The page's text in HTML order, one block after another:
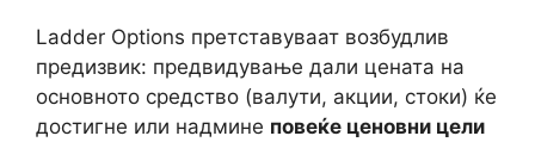
Ladder Options претставуваат возбудлив
предизвик: предвидување дали цената на
основното средство (валути, акции, стоки) ќе
достигне или надмине повеќе ценовни цели